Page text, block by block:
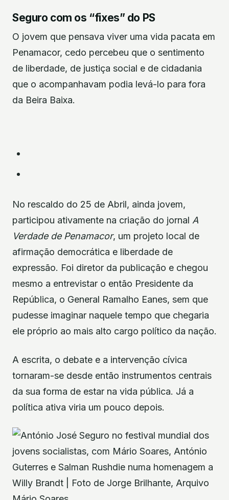
Seguro com os “fixes” do PS
O jovem que pensava viver uma vida pacata em
Penamacor, cedo percebeu que o sentimento
de liberdade, de justiça social e de cidadania
que o acompanhavam podia levá-lo para fora
da Beira Baixa.
No rescaldo do 25 de Abril, ainda jovem,
participou ativamente na criação do jornal A
Verdade de Penamacor, um projeto local de
afirmação democrática e liberdade de
expressão. Foi diretor da publicação e chegou
mesmo a entrevistar o então Presidente da
República, o General Ramalho Eanes, sem que
pudesse imaginar naquele tempo que chegaria
ele próprio ao mais alto cargo político da nação.
A escrita, o debate e a intervenção cívica
tornaram-se desde então instrumentos centrais
da sua forma de estar na vida pública. Já a
política ativa viria um pouco depois.